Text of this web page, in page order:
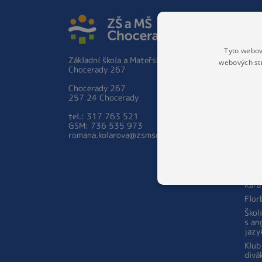
Základní škola a Mateřská škola
Chocerady 267
Chocerady 267
257 24 Chocerady
tel.: 317 763 521
GSM: 736 535 973
romana.kolarova@zsmschocerady.cz
s
Tyto
webových